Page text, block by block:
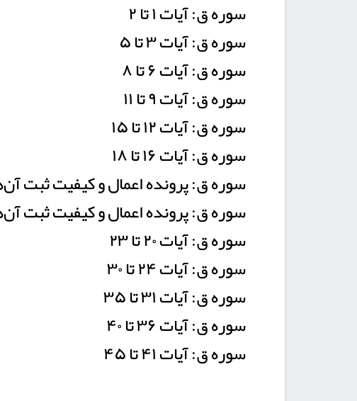
سوره ق: آیات ۱ تا ۲
سوره ق:‌ آیات ۳ تا ۵
سوره ق: آیات ۶ تا ۸
سوره ق: آیات ۹ تا ۱۱
سوره ق: آیات ۱۲ تا ۱۵
سوره ق: آیات ۱۶ تا ۱۸
سوره ق: پرونده اعمال و کیفیت ثبت
سوره ق: پرونده اعمال و کیفیت ثبت
سوره ق: آیات ۲۰ تا ۲۳
سوره ق: آیات ۲۴ تا ۳۰
سوره ق: آیات ۳۱ تا ۳۵
سوره ق: آیات ۳۶ تا ۴۰
سوره ق: آیات ۴۱ تا ۴۵